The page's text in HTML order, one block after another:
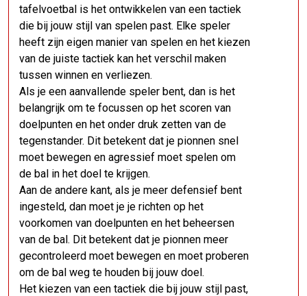
tafelvoetbal is het ontwikkelen van een tactiek
die bij jouw stijl van spelen past. Elke speler
heeft zijn eigen manier van spelen en het kiezen
van de juiste tactiek kan het verschil maken
tussen winnen en verliezen.
Als je een aanvallende speler bent, dan is het
belangrijk om te focussen op het scoren van
doelpunten en het onder druk zetten van de
tegenstander. Dit betekent dat je pionnen snel
moet bewegen en agressief moet spelen om
de bal in het doel te krijgen.
Aan de andere kant, als je meer defensief bent
ingesteld, dan moet je je richten op het
voorkomen van doelpunten en het beheersen
van de bal. Dit betekent dat je pionnen meer
gecontroleerd moet bewegen en moet proberen
om de bal weg te houden bij jouw doel.
Het kiezen van een tactiek die bij jouw stijl past,